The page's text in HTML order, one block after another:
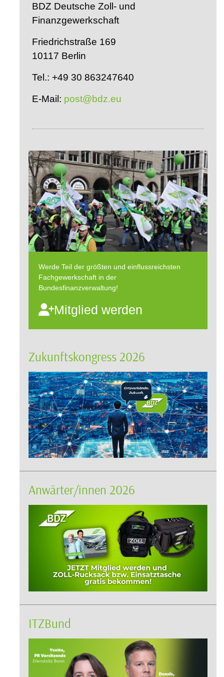
BDZ Deutsche Zoll- und
Finanzgewerkschaft
Friedrichstraße 169
10117 Berlin
Tel.: +49 30 863247640
E-Mail: post@bdz.eu
Werde Teil der größten und einflussreichsten
Fachgewerkschaft in der
Bundesfinanzverwaltung!
Mitglied werden
Zukunftskongress 2026
Anwärter/innen 2026
ITZBund